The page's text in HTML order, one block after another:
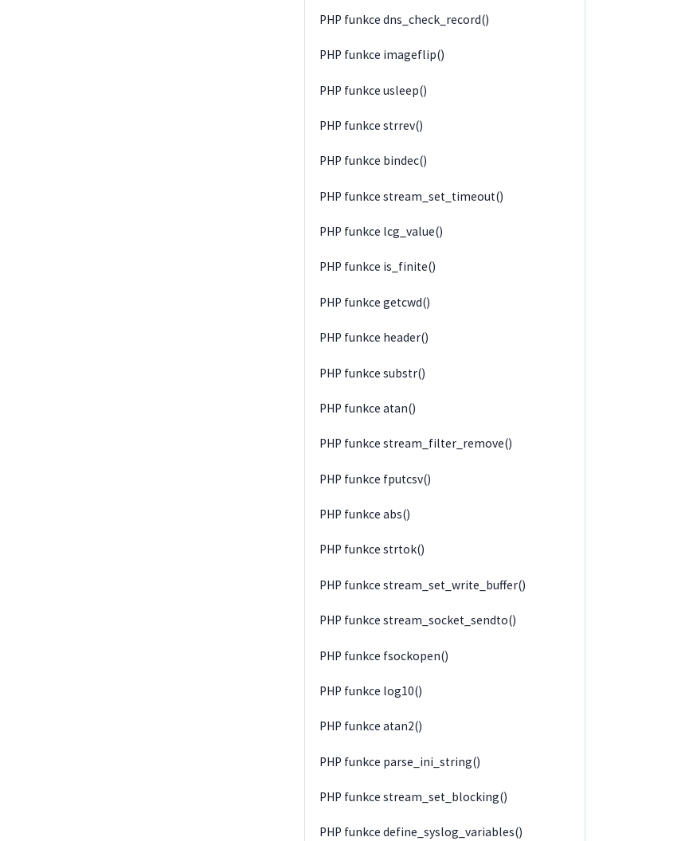
PHP funkce dns_check_record()
PHP funkce imageflip()
PHP funkce usleep()
PHP funkce strrev()
PHP funkce bindec()
PHP funkce stream_set_timeout()
PHP funkce lcg_value()
PHP funkce is_finite()
PHP funkce getcwd()
PHP funkce header()
PHP funkce substr()
PHP funkce atan()
PHP funkce stream_filter_remove()
PHP funkce fputcsv()
PHP funkce abs()
PHP funkce strtok()
PHP funkce stream_set_write_buffer()
PHP funkce stream_socket_sendto()
PHP funkce fsockopen()
PHP funkce log10()
PHP funkce atan2()
PHP funkce parse_ini_string()
PHP funkce stream_set_blocking()
PHP funkce define_syslog_variables()